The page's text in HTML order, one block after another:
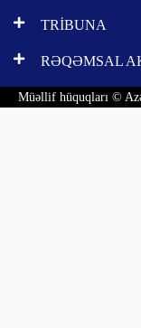
TRİBUNA
RƏQƏMSAL
Müəllif hüquqları ©